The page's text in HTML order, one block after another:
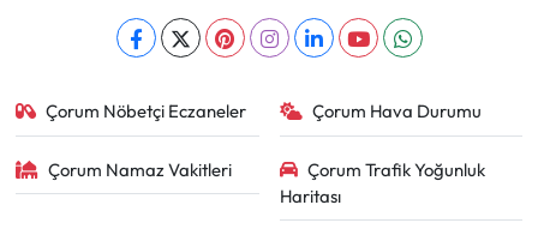
Çorum Nöbetçi Eczaneler Çorum Hava Durumu
Çorum Namaz Vakitleri
Çorum Trafik Yoğunluk
Haritası